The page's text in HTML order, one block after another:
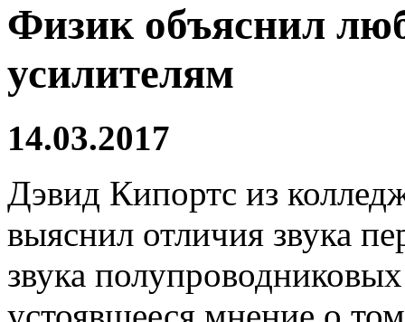
Физик объяснил
усилителям
14.03.2017
Дэвид Кипортс из
выяснил отличия звука
звука